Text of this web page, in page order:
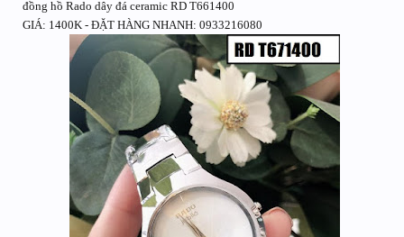
đồng hồ Rado dây đá ceramic RD T661400
GIÁ: 1400K - ĐẶT HÀNG NHANH: 0933216080